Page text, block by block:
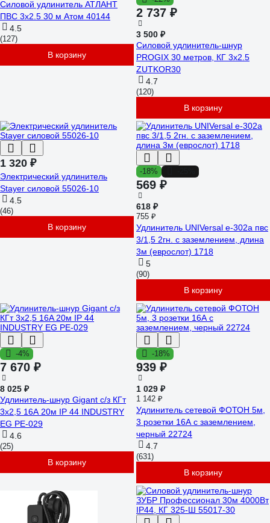
Силовой удлинитель АТЛАНТ
ПВС 3x2.5 30 м Атом 40144
4.5
(127)
В корзину
2 737 ₽
3 500 ₽
Силовой удлинитель-шнур
PROGIX 30 метров, КГ 3x2.5
ZUTKOR30
4.7
(120)
В корзину
1 320 ₽
Электрический удлинитель
Stayer силовой 55026-10
4.5
(46)
В корзину
-18%
569 ₽
618 ₽
755 ₽
Удлинитель UNIVersal е-302а пвс
3/1,5 2гн. с заземлением, длина
3м (еврослот) 1718
5
(90)
В корзину
-4%
7 670 ₽
8 025 ₽
Удлинитель-шнур Gigant с/з КГт
3х2,5 16A 20м IP 44 INDUSTRY
EG PE-029
4.6
(25)
В корзину
-18%
939 ₽
1 029 ₽
1 142 ₽
Удлинитель сетевой ФОТОН 5м,
3 розетки 16А с заземлением,
черный 22724
4.7
(631)
В корзину